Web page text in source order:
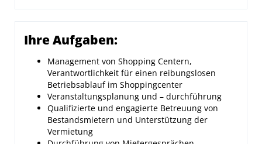
Ihre Aufgaben:
Management von Shopping Centern,
Verantwortlichkeit für einen reibungslosen
Betriebsablauf im Shoppingcenter
Veranstaltungsplanung und – durchführung
Qualifizierte und engagierte Betreuung von
Bestandsmietern und Unterstützung der
Vermietung